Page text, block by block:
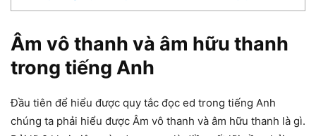
Âm vô thanh và âm hữu thanh
trong tiếng Anh
Đầu tiên để hiểu được quy tắc đọc ed trong tiếng Anh
chúng ta phải hiểu được Âm vô thanh và âm hữu thanh là gì.